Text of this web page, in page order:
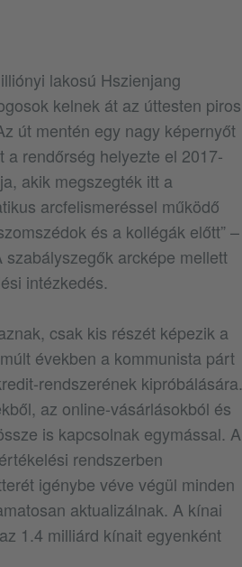
lakosú Hszienjang
kelnek át az úttesten piros
út mentén egy nagy képernyőt
rendőrség helyezte el 2017-
akik megszegték itt a
arcfelismeréssel működő
és a kollégák előtt” –
arcképe mellett
intézkedés.
csak kis részét képezik a
években a kommunista párt
rendszerének kipróbálására.
az online-vásárlásokból és
is kapcsolnak egymással. A
rendszerben
igénybe véve végül minden
aktualizálnak. A kínai
1.4 milliárd kínait egyenként